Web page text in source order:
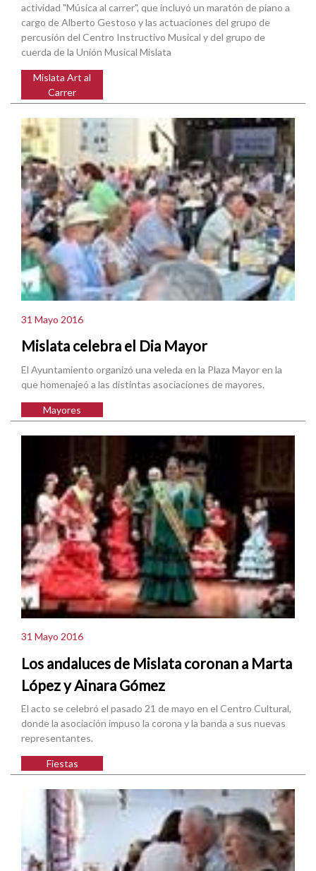
actividad "Música al carrer", que incluyó un maratón de piano a
cargo de Alberto Gestoso y las actuaciones del grupo de
percusión del Centro Instructivo Musical y del grupo de
cuerda de la Unión Musical Mislata
Mislata Art al
Carrer
31 Mayo 2016
Mislata celebra el Dia Mayor
El Ayuntamiento organizó una veleda en la Plaza Mayor en la
que homenajeó a las distintas asociaciones de mayores.
Mayores
31 Mayo 2016
Los andaluces de Mislata coronan a Marta
López y Ainara Gómez
El acto se celebró el pasado 21 de mayo en el Centro Cultural,
donde la asociación impuso la corona y la banda a sus nuevas
representantes.
Fiestas